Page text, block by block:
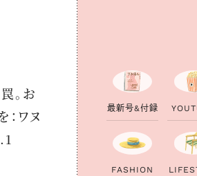
。お
ワヌ
最新号&付録 YOUT
FAS H ION LI FES